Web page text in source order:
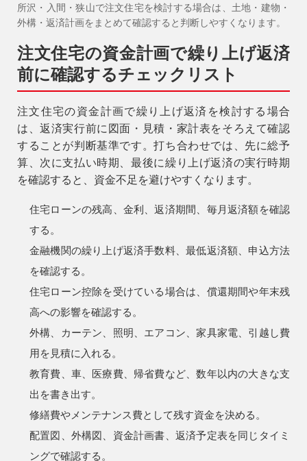
所沢・入間・狭山で注文住宅を検討する場合は、土地・建物・
外構・返済計画をまとめて確認すると判断しやすくなります。
注文住宅の資金計画で繰り上げ返済
前に確認するチェックリスト
注文住宅の資金計画で繰り上げ返済を検討する場合
は、返済実行前に図面・見積・家計表をそろえて確認
することが判断基準です。打ち合わせでは、先に総予
算、次に支払い時期、最後に繰り上げ返済の実行時期
を確認すると、資金不足を避けやすくなります。
住宅ローンの残高、金利、返済期間、毎月返済額を確認
する。
金融機関の繰り上げ返済手数料、最低返済額、申込方法
を確認する。
住宅ローン控除を受けている場合は、償還期間や年末残
高への影響を確認する。
外構、カーテン、照明、エアコン、家具家電、引越し費
用を見積に入れる。
教育費、車、医療費、帰省費など、数年以内の大きな支
出を書き出す。
修繕費やメンテナンス費として残す資金を決める。
配置図、外構図、資金計画書、返済予定表を同じタイミ
ングで確認する。